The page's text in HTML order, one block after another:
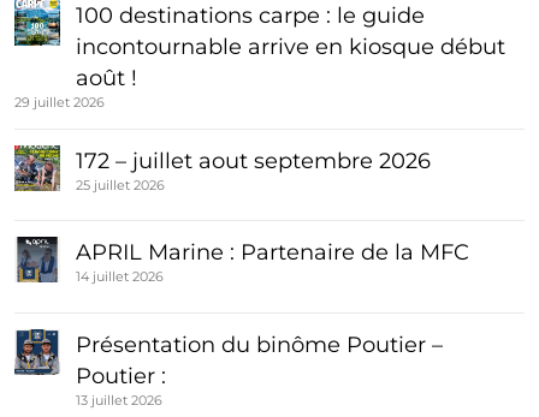
100 destinations carpe : le guide
incontournable arrive en kiosque début
août !
29 juillet 2026
172 – juillet aout septembre 2026
25 juillet 2026
APRIL Marine : Partenaire de la MFC
14 juillet 2026
Présentation du binôme Poutier –
Poutier :
13 juillet 2026